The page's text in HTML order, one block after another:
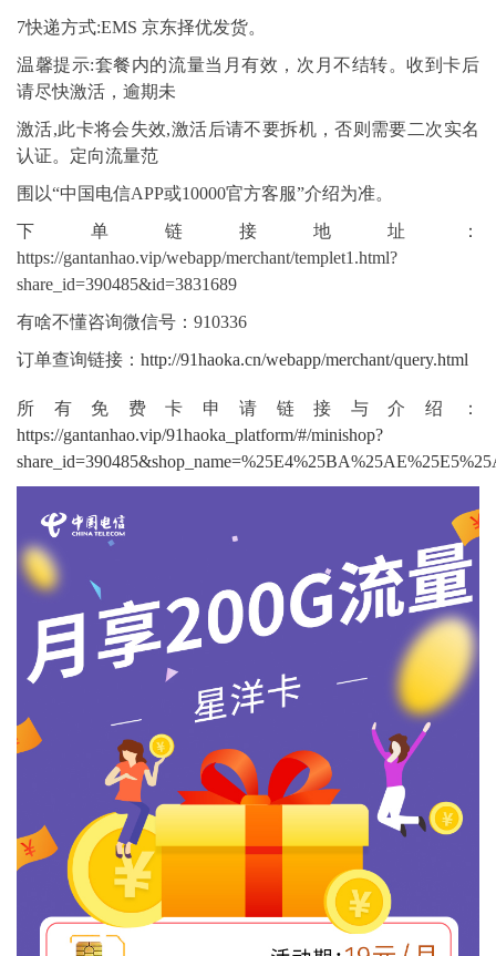
7快递方式:EMS 京东择优发货。
温馨提示:套餐内的流量当月有效，次月不结转。收到卡后
请尽快激活，逾期未
激活,此卡将会失效,激活后请不要拆机，否则需要二次实名
认证。定向流量范
围以“中国电信APP或10000官方客服”介绍为准。
下单链接地址：
https://gantanhao.vip/webapp/merchant/templet1.html?
share_id=390485&id=3831689
有啥不懂咨询微信号：910336
订单查询链接： http://91haoka.cn/webapp/merchant/query.html
所有免费卡申请链接与介绍：
https://gantanhao.vip/91haoka_platform/#/minishop?